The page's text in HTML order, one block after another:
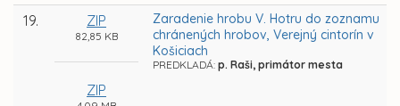
19. ZIP
82,85 KB
ZIP
Zaradenie hrobu V. Hotru do zoznamu
chránených hrobov, Verejný cintorín v
Košiciach
PREDKLADÁ: p. Raši, primátor mesta